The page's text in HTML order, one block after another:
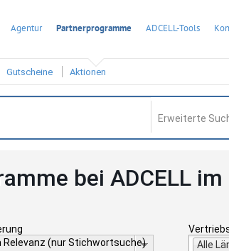
Agentur Partnerprogramme ADCELL-Tools
Gutscheine Aktionen
Erweiterte
bei ADCELL
Relevanz (nur Stichwortsuche)
Alle